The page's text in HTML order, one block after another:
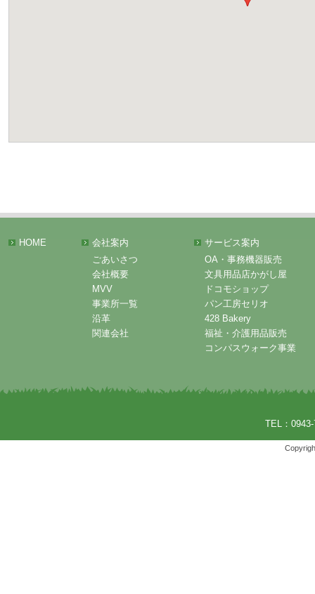
HOME
会社案内
ごあいさつ
会社概要
MVV
事業所一覧
沿革
関連会社
サービス案内
OA・事務機器販売
文具用品店かがし屋
ドコモショップ
パン工房セリオ
428 Bakery
福祉・介護用品販売
コンパスウォーク事業
TEL：